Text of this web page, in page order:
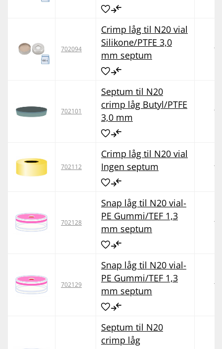
702094
Crimp låg til N20 vial
Silikone/PTFE 3,0
mm septum
702101
Septum til N20
crimp låg Butyl/PTFE
3,0 mm
702112
Crimp låg til N20 vial
Ingen septum
702128
Snap låg til N20 vial-
PE Gummi/TEF 1,3
mm septum
702129
Snap låg til N20 vial-
PE Gummi/TEF 1,3
mm septum
Septum til N20
crimp låg